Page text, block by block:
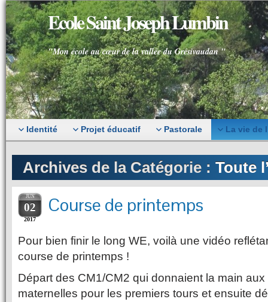
Ecole Saint Joseph Lumbin
"Mon école au cœur de la vallée du Grésivaudan "
Identité Projet éducatif Pastorale La vie de
Archives de la Catégorie : Toute
JUN
02
2017
Course de printemps
Pour bien finir le long WE, voilà une vidéo
course de printemps !
Départ des CM1/CM2 qui donnaient la main
maternelles pour les premiers tours et ensuite